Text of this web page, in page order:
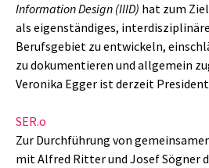
Information Design (IIID) hat zum
als eigenständiges,
Berufsgebiet zu entwickeln,
zu dokumentieren und allgemein
Veronika Egger ist derzeit
SER.o
Zur Durchführung von
mit Alfred Ritter und Josef Sögner